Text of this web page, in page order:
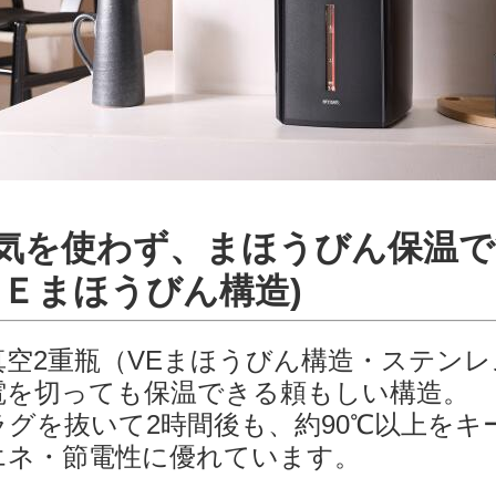
を使わず、まほうびん保温
まほうびん構造)
空2重瓶（VEまほうびん構造・ステン
を切っても保温できる頼もしい構造。
グを抜いて2時間後も、約90℃以上をキ
・節電性に優れています。